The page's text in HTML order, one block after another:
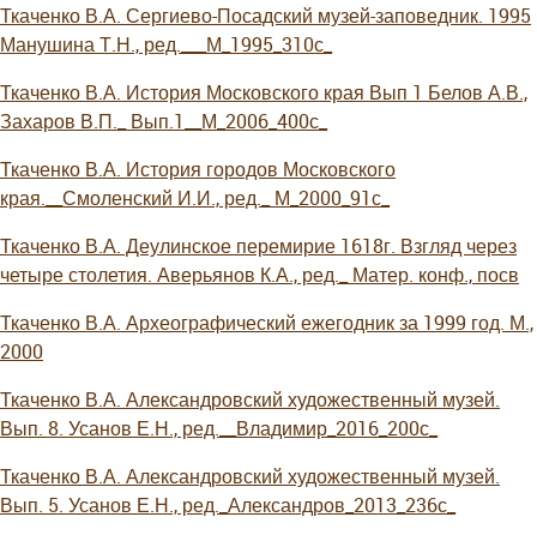
Ткаченко В.А. Сергиево-Посадский музей-заповедник. 1995
Манушина Т.Н., ред.___М_1995_310с_
Ткаченко В.А. История Московского края Вып 1 Белов А.В.,
Захаров В.П._ Вып.1__М_2006_400с_
Ткаченко В.А. История городов Московского
края.__Смоленский И.И., ред._ М_2000_91с_
Ткаченко В.А. Деулинское перемирие 1618г. Взгляд через
четыре столетия. Аверьянов К.А., ред._ Матер. конф., посв
Ткаченко В.А. Археографический ежегодник за 1999 год. М.,
2000
Ткаченко В.А. Александровский художественный музей.
Вып. 8. Усанов Е.Н., ред.__Владимир_2016_200с_
Ткаченко В.А. Александровский художественный музей.
Вып. 5. Усанов Е.Н., ред._Александров_2013_236с_